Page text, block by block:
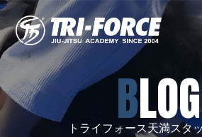
BLOG
トライフォース天満スタ